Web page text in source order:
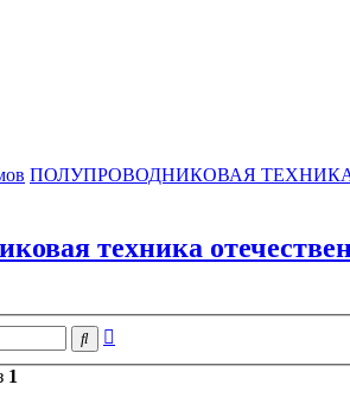
ПОЛУПРОВОДНИКОВАЯ
техника
Поиск
1